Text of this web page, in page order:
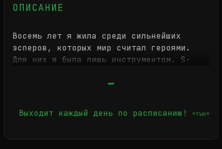
ОПИСАНИЕ
Восемь лет я жила среди сильнейших
эсперов, которых мир считал героями.
Для них я была лишь инструментом. S-
любую силу одним касанием. Это делало
прав, задыхалась от ревности и
контроля. Они вели себя так, будто я
умоляла: «Я хочу уйти», побег оставался
Выходит каждый день по расписанию! *тык*